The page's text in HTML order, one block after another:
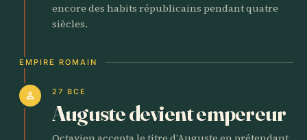
encore des habits républicains pendant quatre
siècles.
EMPIRE ROMAIN
person 27 BCE
Auguste devient empereur